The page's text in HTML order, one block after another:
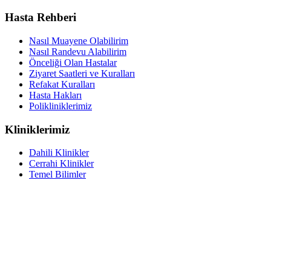
Hasta Rehberi
Nasıl Muayene Olabilirim
Nasıl Randevu Alabilirim
Önceliği Olan Hastalar
Ziyaret Saatleri ve Kuralları
Refakat Kuralları
Hasta Hakları
Polikliniklerimiz
Kliniklerimiz
Dahili Klinikler
Cerrahi Klinikler
Temel Bilimler